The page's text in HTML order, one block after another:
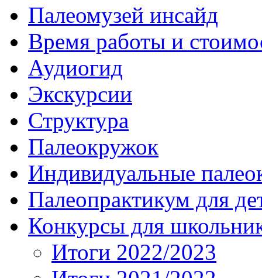
Палеомузей инсайд
Время работы и
Аудиогид
Экскурсии
Структура
Палеокружок
Индивидуальные
Палеопрактикум для
Конкурсы для
Итоги 2022/2023